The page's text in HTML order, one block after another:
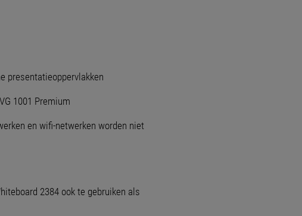
presentatieoppervlakken
1001 Premium
en wifi-netwerken worden niet
2384 ook te gebruiken als